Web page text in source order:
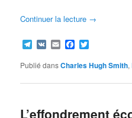
Continuer la lecture →
Telegram
VK EmailFacebook
Publié dansCharles Hugh Smith,
L’effondrement